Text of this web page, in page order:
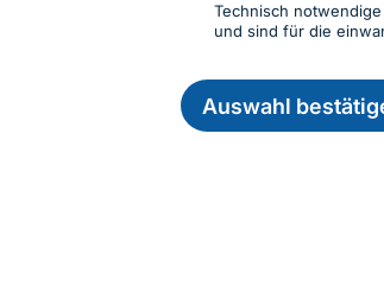
Technisch
und sind für die
Auswahl
Informationen